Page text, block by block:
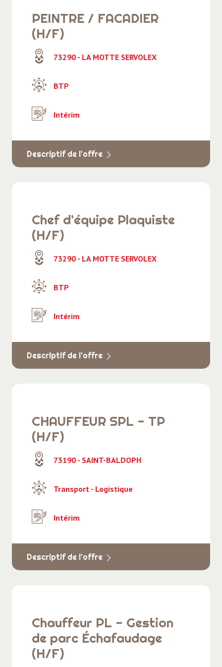
PEINTRE / FACADIER
(H/F)
73290 - LA MOTTE SERVOLEX
BTP
Intérim
Descriptif de l'offre
Chef d'équipe Plaquiste
(H/F)
73290 - LA MOTTE SERVOLEX
BTP
Intérim
Descriptif de l'offre
CHAUFFEUR SPL - TP
(H/F)
73190 - SAINT-BALDOPH
Transport - Logistique
Intérim
Descriptif de l'offre
Chauffeur PL - Gestion
de parc Échafaudage
(H/F)
Professionnels des agences d'emploi -
Postuler chez ACE Emploi
Restauration - Hôtellerie - Tourisme
Secrétariat - Administratif - Accueil